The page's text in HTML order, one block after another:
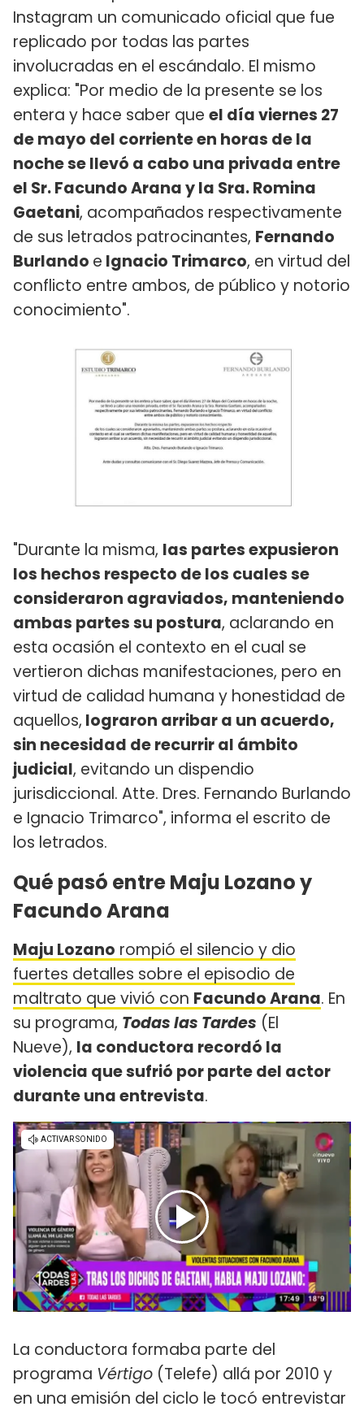
Instagram un comunicado oficial que fue
replicado por todas las partes
involucradas en el escándalo. El mismo
explica: "Por medio de la presente se los
entera y hace saber que el día viernes 27
de mayo del corriente en horas de la
noche se llevó a cabo una privada entre
el Sr. Facundo Arana y la Sra. Romina
Gaetani, acompañados respectivamente
de sus letrados patrocinantes, Fernando
Burlando e Ignacio Trimarco, en virtud del
conflicto entre ambos, de público y notorio
conocimiento".
"Durante la misma, las partes expusieron
los hechos respecto de los cuales se
consideraron agraviados, manteniendo
ambas partes su postura, aclarando en
esta ocasión el contexto en el cual se
vertieron dichas manifestaciones, pero en
virtud de calidad humana y honestidad de
aquellos, lograron arribar a un acuerdo,
sin necesidad de recurrir al ámbito
judicial, evitando un dispendio
jurisdiccional. Atte. Dres. Fernando Burlando
e Ignacio Trimarco", informa el escrito de
los letrados.
Qué pasó entre Maju Lozano y
Facundo Arana
Maju Lozano rompió el silencio y dio
fuertes detalles sobre el episodio de
maltrato que vivió con Facundo Arana. En
su programa, Todas las Tardes (El
Nueve), la conductora recordó la
violencia que sufrió por parte del actor
durante una entrevista.
La conductora formaba parte del
programa Vértigo (Telefe) allá por 2010 y
en una emisión del ciclo le tocó entrevistar